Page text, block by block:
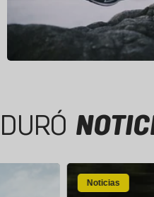
DURÓ
Noticias